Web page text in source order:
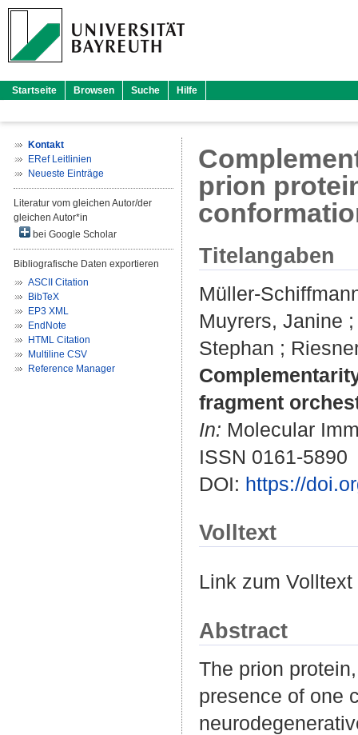
Startseite Browsen Suche Hilfe
Kontakt
ERef Leitlinien
Neueste Einträge
Literatur vom gleichen Autor/der
gleichen Autor*in
bei Google Scholar
Bibliografische Daten exportieren
ASCII Citation
BibTeX
EP3 XML
EndNote
HTML Citation
Multiline CSV
Reference Manager
prion
Titelangaben
Müller-
Muyrers, Janine
Stephan ;
fragment
In: Molecular
ISSN 0161-5890
DOI: https://
Volltext
Link zum
Abstract
The prion
presence of one